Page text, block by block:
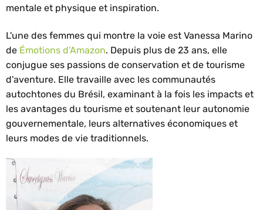
mentale et physique et inspiration.
L'une des femmes qui montre la voie est Vanessa Marino
de Émotions d'Amazon. Depuis plus de 23 ans, elle
conjugue ses passions de conservation et de tourisme
d'aventure. Elle travaille avec les communautés
autochtones du Brésil, examinant à la fois les impacts et
les avantages du tourisme et soutenant leur autonomie
gouvernementale, leurs alternatives économiques et
leurs modes de vie traditionnels.